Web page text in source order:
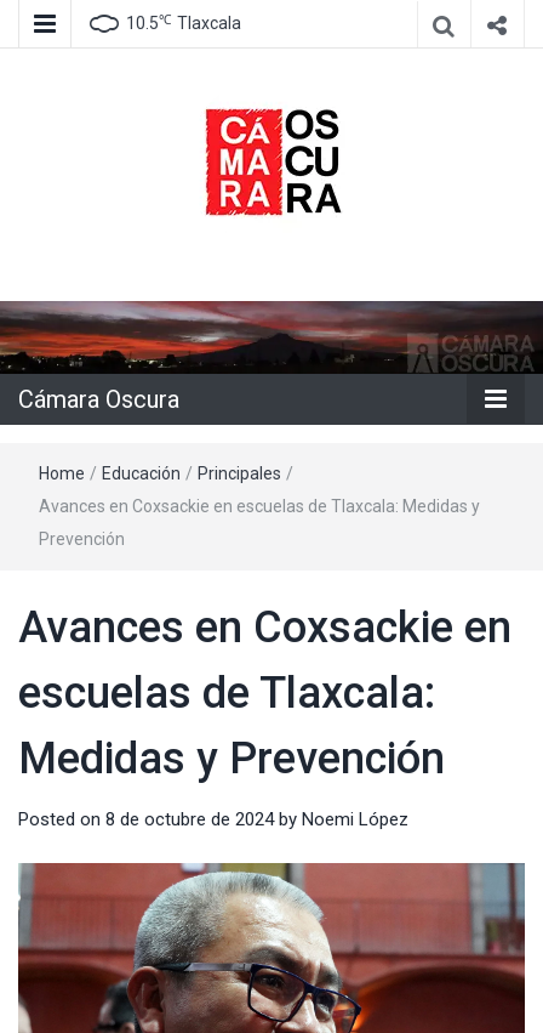
10.5℃ Tlaxcala
Cámara
Oscura
Cámara Oscura
Home / Educación / Principales /
Avances en Coxsackie en escuelas de Tlaxcala: Medidas y
Prevención
Avances en Coxsackie en
escuelas de Tlaxcala:
Medidas y Prevención
Posted on 8 de octubre de 2024by Noemi López